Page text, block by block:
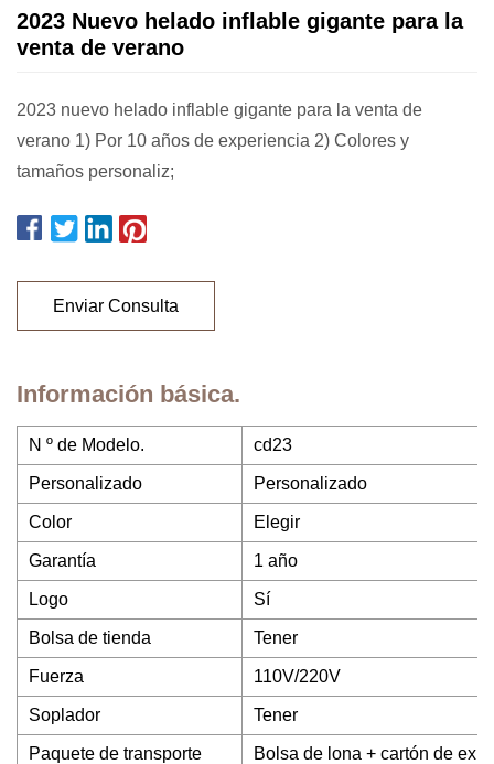
2023 Nuevo helado inflable gigante para la
venta de verano
2023 nuevo helado inflable gigante para la venta de
verano 1) Por 10 años de experiencia 2) Colores y
tamaños personaliz;
Enviar Consulta
Información básica.
N º de Modelo. cd23
Personalizado Personalizado
Color Elegir
Garantía 1 año
Logo Sí
Bolsa de tienda Tener
Fuerza 110V/220V
Soplador Tener
Paquete de transporte Bolsa de lona + cartón de